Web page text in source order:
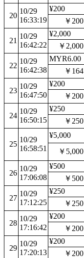
20
10/29
16:33:19
¥200
￥200
21
10/29
16:42:22
¥2,000
￥2,000
22
10/29
16:42:38
MYR6.00
￥164
23
10/29
16:47:50
¥200
￥200
24
10/29
16:50:15
¥250
￥250
25
10/29
16:58:51
¥5,000
￥5,000
26
10/29
17:06:08
¥500
￥500
27
10/29
17:12:25
¥250
￥250
28
10/29
17:16:42
¥200
￥200
29
10/29
17:20:13
¥200
￥200